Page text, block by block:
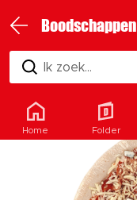
Boodschappen
Ik zoek...
Home Folder